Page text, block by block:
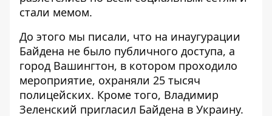
стали мемом.
До этого мы писали, что на инаугурации
Байдена не было публичного доступа, а
город Вашингтон, в котором проходило
мероприятие, охраняли 25 тысяч
полицейских. Кроме того, Владимир
Зеленский пригласил Байдена в Украину.